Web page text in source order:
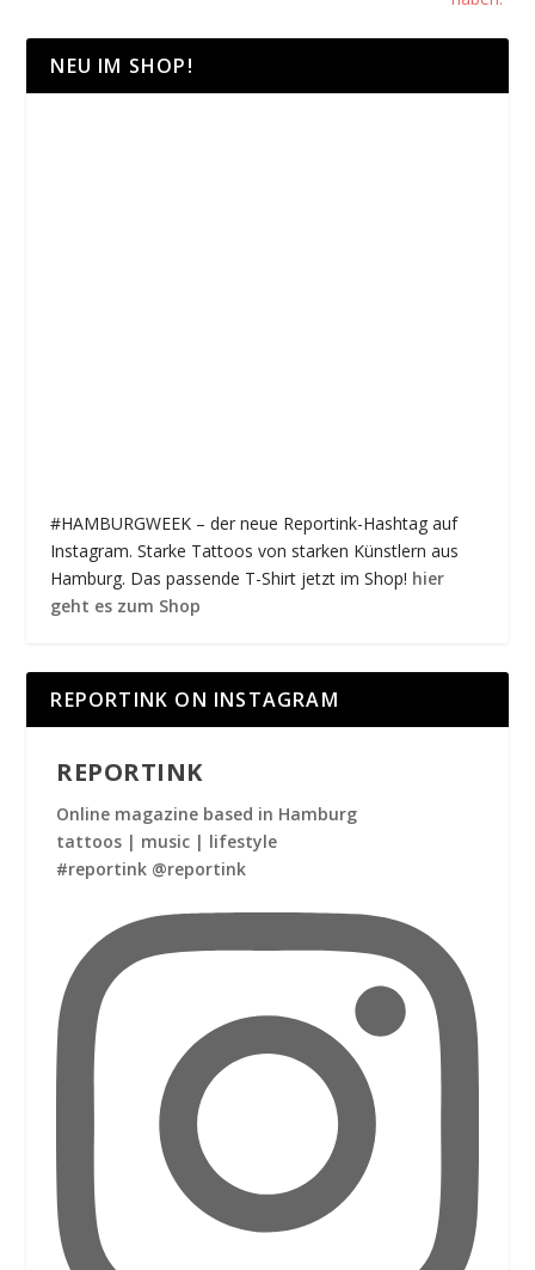
NEU IM SHOP!
#HAMBURGWEEK – der neue Reportink-Hashtag auf
Instagram. Starke Tattoos von starken Künstlern aus
Hamburg. Das passende T-Shirt jetzt im Shop! hier
geht es zum Shop
REPORTINK ON INSTAGRAM
REPORTINK
Online magazine based in Hamburg
tattoos | music | lifestyle
#reportink @reportink